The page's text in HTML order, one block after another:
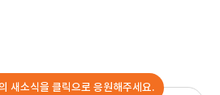
새소식을 클릭으로 응원해주세요.